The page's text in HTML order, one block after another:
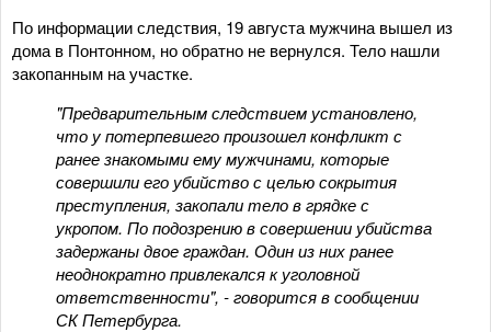
По информации следствия, 19 августа мужчина вышел из
дома в Понтонном, но обратно не вернулся. Тело нашли
закопанным на участке.
"Предварительным следствием установлено,
что у потерпевшего произошел конфликт с
ранее знакомыми ему мужчинами, которые
совершили его убийство с целью сокрытия
преступления, закопали тело в грядке с
укропом. По подозрению в совершении убийства
задержаны двое граждан. Один из них ранее
неоднократно привлекался к уголовной
ответственности", - говорится в сообщении
СК Петербурга.